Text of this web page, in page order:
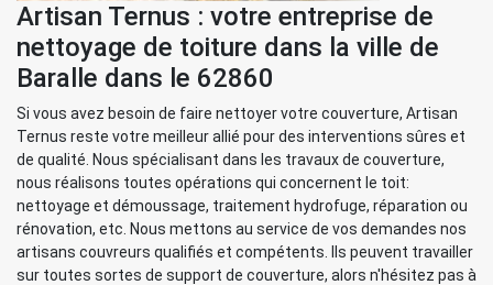
Artisan Ternus : votre entreprise de
nettoyage de toiture dans la ville de
Baralle dans le 62860
Si vous avez besoin de faire nettoyer votre couverture, Artisan
Ternus reste votre meilleur allié pour des interventions sûres et
de qualité. Nous spécialisant dans les travaux de couverture,
nous réalisons toutes opérations qui concernent le toit:
nettoyage et démoussage, traitement hydrofuge, réparation ou
rénovation, etc. Nous mettons au service de vos demandes nos
artisans couvreurs qualifiés et compétents. Ils peuvent travailler
sur toutes sortes de support de couverture, alors n'hésitez pas à